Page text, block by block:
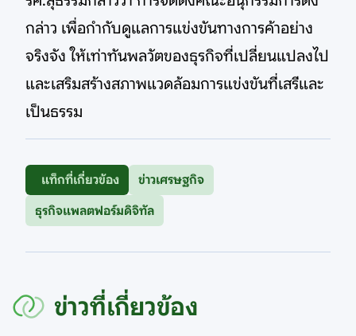
กล่าว เพื่อกำกับดูแลการแข่งขันทางการค้าอย่าง
จริงจัง ให้เท่าทันพลวัตของธุรกิจที่เปลี่ยนแปลงไป
และเสริมสร้างสภาพแวดล้อมการแข่งขันที่เสรีและ
เป็นธรรม
แท็กที่เกี่ยวข้อง
ข่าวเศรษฐกิจ
ธุรกิจแพลตฟอร์มดิจิทัล
ข่าวที่เกี่ยวข้อง